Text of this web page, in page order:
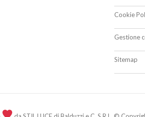
Cookie
Gestione
Sitemap